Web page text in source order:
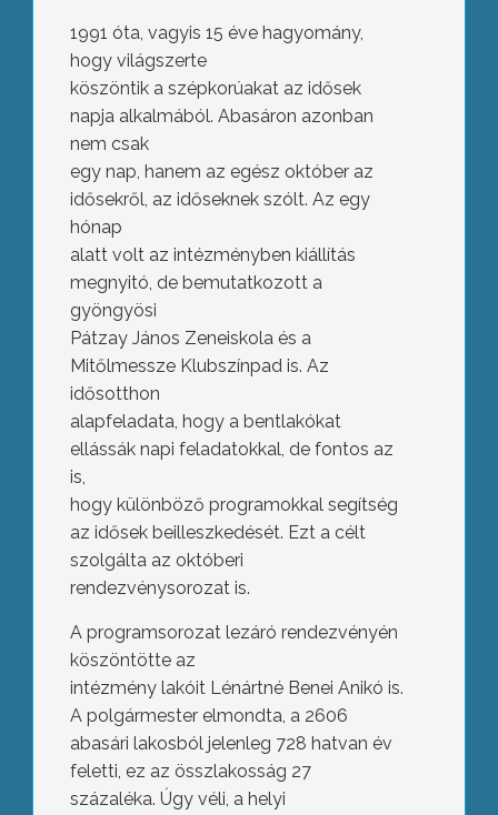
1991 óta, vagyis 15 éve hagyomány,
hogy világszerte
köszöntik a szépkorúakat az idősek
napja alkalmából. Abasáron azonban
nem csak
egy nap, hanem az egész október az
idősekről, az időseknek szólt. Az egy
hónap
alatt volt az intézményben kiállítás
megnyitó, de bemutatkozott a
gyöngyösi
Pátzay János Zeneiskola és a
Mitőlmessze Klubszínpad is. Az
idősotthon
alapfeladata, hogy a bentlakókat
ellássák napi feladatokkal, de fontos az
is,
hogy különböző programokkal segítség
az idősek beilleszkedését. Ezt a célt
szolgálta az októberi
rendezvénysorozat is.
A programsorozat lezáró rendezvényén
köszöntötte az
intézmény lakóit Lénártné Benei Anikó is.
A polgármester elmondta, a 2606
abasári lakosból jelenleg 728 hatvan év
feletti, ez az összlakosság 27
százaléka. Úgy véli, a helyi